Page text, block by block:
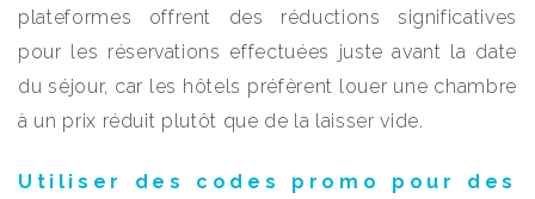
plateformes offrent des réductions significatives
pour les réservations effectuées juste avant la date
du séjour, car les hôtels préfèrent louer une chambre
à un prix réduit plutôt que de la laisser vide.
Utiliser des codes promo pour des